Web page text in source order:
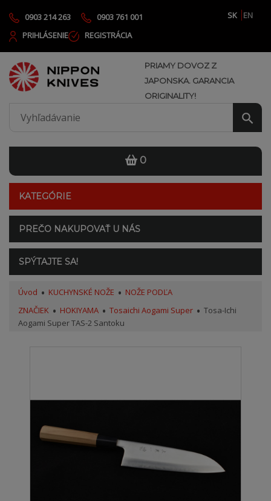
0903 214 263 0903 761 001 SK
EN
PRIHLÁSENIE
REGISTRÁCIA
PRIAMY DOVOZ Z
JAPONSKA. GARANCIA
ORIGINALITY!
0
KATEGÓRIE
PREČO NAKUPOVAŤ U NÁS
SPÝTAJTE SA!
Úvod KUCHYNSKÉ NOŽE
NOŽE PODĽA
ZNAČIEK
HOKIYAMA Tosaichi Aogami Super
Tosa-Ichi
Aogami Super TAS-2 Santoku